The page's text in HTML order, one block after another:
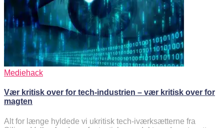
Mediehack
Vær kritisk over for tech-industrien – vær kritisk over for
magten
Alt for længe hyldede vi ukritisk tech-iværksætterne fra